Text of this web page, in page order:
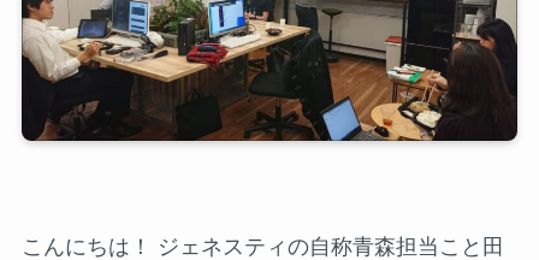
こんにちは！ ジェネスティの自称青森担当こと田